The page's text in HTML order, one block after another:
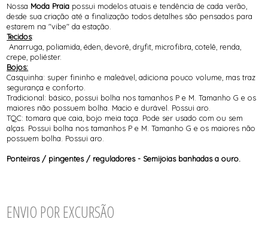
Nossa Moda Praia possui modelos atuais e tendência de cada verão,
desde sua criação até a finalização todos detalhes são pensados para
estarem na "vibe" da estação.
Tecidos:
Anarruga, poliamida, éden, devorê, dryfit, microfibra, cotelê, renda,
crepe, poliéster.
Bojos:
Casquinha: super fininho e maleável, adiciona pouco volume, mas traz
segurança e conforto.
Tradicional: básico, possui bolha nos tamanhos P e M. Tamanho G e os
maiores não possuem bolha. Macio e durável. Possui aro.
TQC: tomara que caia, bojo meia taça. Pode ser usado com ou sem
alças. Possui bolha nos tamanhos P e M. Tamanho G e os maiores não
possuem bolha. Possui aro.
Ponteiras / pingentes / reguladores - Semijoias banhadas a ouro.
ENVIO POR EXCURSÃO